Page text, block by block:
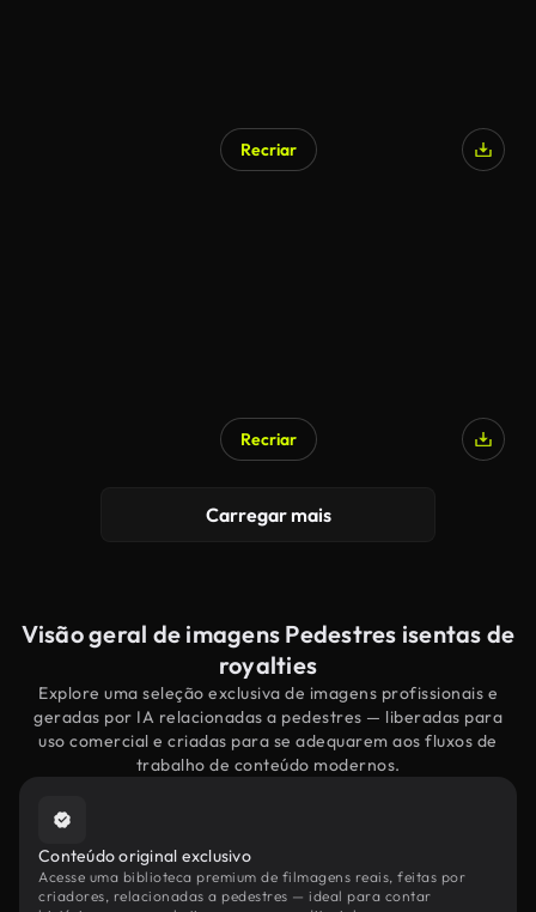
Recriar
Recriar
Carregar mais
Visão geral de imagens Pedestres isentas de
royalties
Explore uma seleção exclusiva de imagens profissionais e
geradas por IA relacionadas a pedestres — liberadas para
uso comercial e criadas para se adequarem aos fluxos de
trabalho de conteúdo modernos.
Conteúdo original exclusivo
Acesse uma biblioteca premium de filmagens reais, feitas por
criadores, relacionadas a pedestres — ideal para contar